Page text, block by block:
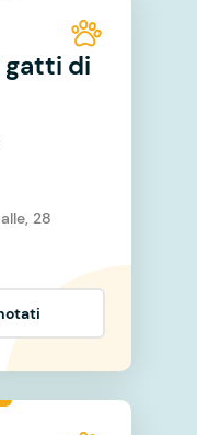
gatti di
28